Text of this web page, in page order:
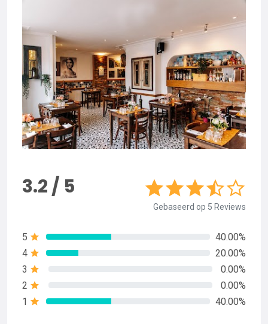
3.2 / 5
Gebaseerd op 5 Reviews
5
40.00%
4
20.00%
3
0.00%
2
0.00%
1
40.00%